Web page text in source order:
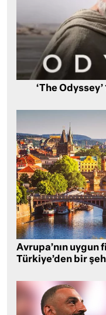
‘The
Avrupa’nın
Türkiye’den bir